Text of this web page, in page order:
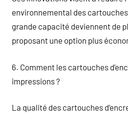
environnemental des
grande capacité deviennent de
proposant une option plus
6. Comment les cartouches
impressions ?
La qualité des cartouches